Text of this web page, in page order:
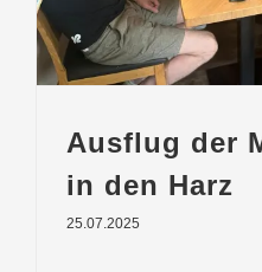
Ausflug der
in den Harz
25.07.2025